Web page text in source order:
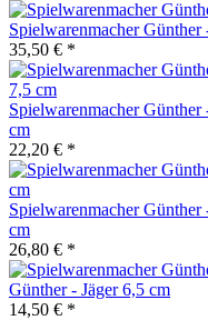
Spielwarenmacher
35,50 € *
Spielwarenmacher
cm
22,20 € *
Spielwarenmacher
cm
26,80 € *
Günther - Jäger 6,5 cm
14,50 € *